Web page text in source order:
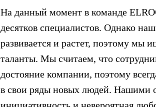
На данный момент в команде
десятков специалистов. Однако
развивается и растет, поэтому мы
таланты. Мы считаем, что
достояние компании, поэтому
в свои ряды новых людей. Нашими